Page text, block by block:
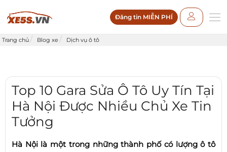
Đăng tin MIỄN PHÍ
Trang chủ Blog xe Dịch vụ ô tô
Top 10 Gara Sửa Ô Tô Uy Tín Tại
Hà Nội Được Nhiều Chủ Xe Tin
Tưởng
Hà Nội là một trong những thành phố có lượng ô tô